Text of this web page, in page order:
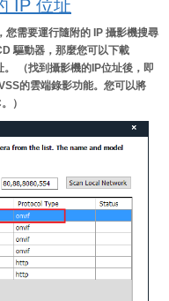
IP 位址
您需要運行隨附的 IP 攝影機搜尋
驅動器，那麼您可以下載
（找到攝影機的IP位址後，即
的雲端錄影功能。您可以將
）